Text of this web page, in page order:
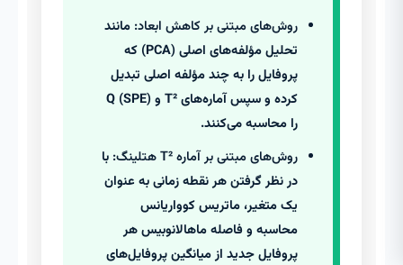
روش‌های مبتنی بر کاهش ابعاد: مانند
تحلیل مؤلفه‌های اصلی (PCA) که
پروفایل را به چند مؤلفه اصلی تبدیل
کرده و سپس آماره‌های T² و Q (SPE)
را محاسبه می‌کنند.
روش‌های مبتنی بر آماره T² هتلینگ:
با
در نظر گرفتن هر نقطه زمانی به عنوان
یک متغیر، ماتریس کوواریانس
محاسبه و فاصله ماهالانوبیس هر
پروفایل جدید از میانگین پروفایل‌های